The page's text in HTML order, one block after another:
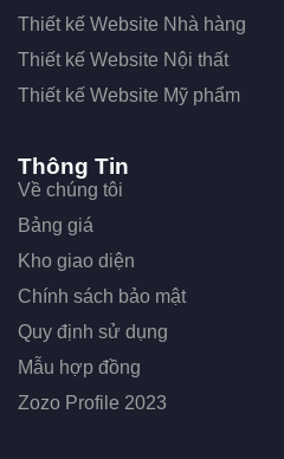
Thiết kế Website Nhà hàng
Thiết kế Website Nội thất
Thiết kế Website Mỹ phẩm
Thông Tin
Về chúng tôi
Bảng giá
Kho giao diện
Chính sách bảo mật
Quy định sử dụng
Mẫu hợp đồng
Zozo Profile 2023